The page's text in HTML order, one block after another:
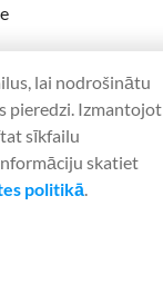
lai nodrošinātu
pieredzi. Izmantojot
sīkfailu
skatiet
politikā.